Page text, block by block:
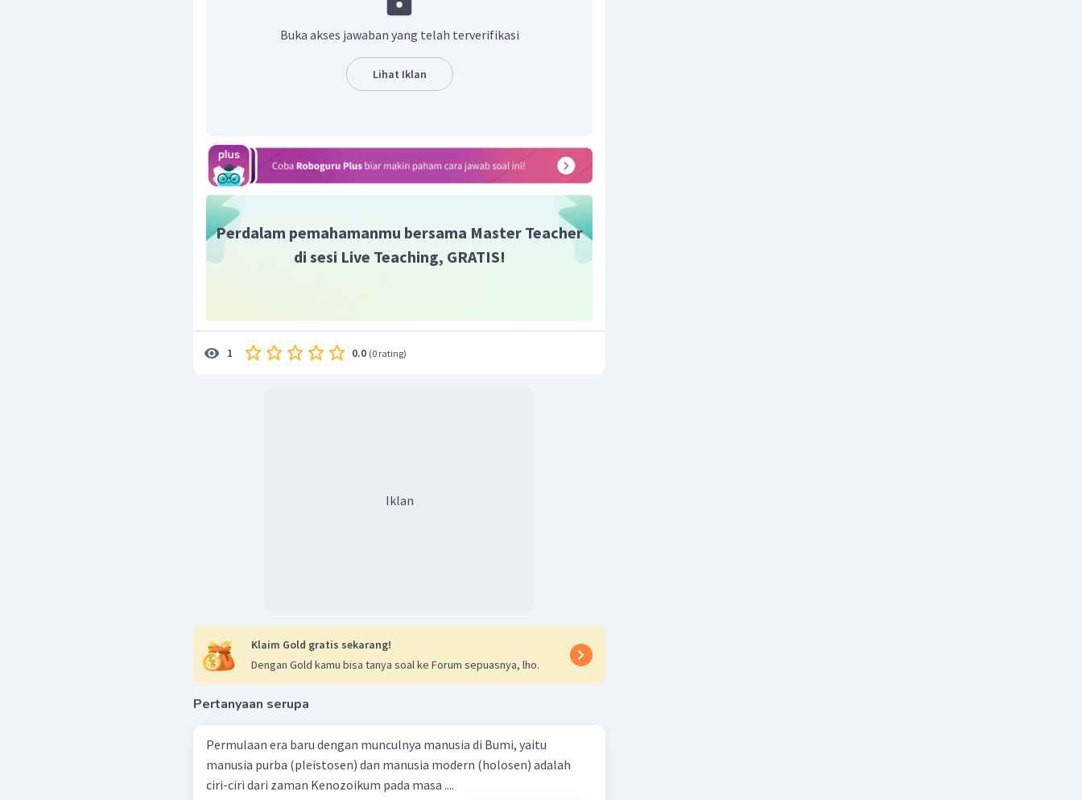
zaman kuarter (zaman keempat).
Pada zaman Tersier, reptil raksasa mulai berkurang,
berganti dengan jenis-jenis binatang mamalia, sedangkan
zaman kuarter mulai muncul tanda-tanda adanya
yang merupakan awal kehidupan manusia dan zaman es,
serta masa Holosen yang merupakan awal
kemunculanHomo sapiensyang diyakini sebagai awal dari
manusia modern.
Buka akses jawaban yang telah terverifikasi
Lihat Iklan
Perdalam pemahamanmu bersama Master Teacher
di sesi Live Teaching, GRATIS!
1 0.0 (0 rating)
Iklan
Klaim Gold gratis sekarang!
Dengan Gold kamu bisa tanya soal ke Forum sepuasnya, lho.
Pertanyaan serupa
Permulaan era baru dengan munculnya manusia di Bumi, yaitu
manusia purba (pleistosen) dan manusia modern (holosen) adalah
ciri-ciri dari zaman Kenozoikum pada masa ....